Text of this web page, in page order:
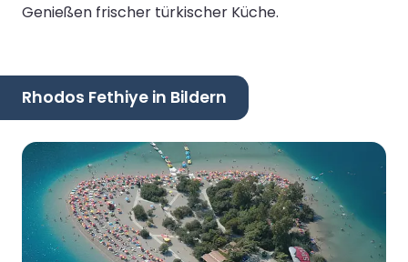
Genießen frischer türkischer Küche.
Rhodos Fethiye in Bildern